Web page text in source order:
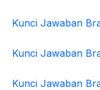
Kunci Jawaban
Kunci Jawaban
Kunci Jawaban